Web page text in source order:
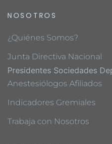
NOSOTROS
¿Quiénes Somos?
Junta Directiva Nacional
Presidentes Sociedades
Anestesiólogos Afiliados
Indicadores Gremiales
Trabaja con Nosotros